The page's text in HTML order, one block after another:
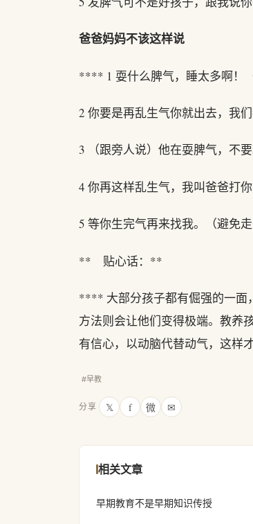
爸爸妈妈不该这样说
**** 1 耍什么脾气，睡太多啊！
2 你要是再乱生气你就出去，我
3 （跟旁人说）他在耍脾气，不
4 你再这样乱生气，我叫爸爸打
5 等你生完气再来找我。（避免走
** 贴心话：**
**** 大部分孩子都有倔强的一面
方法则会让他们变得极端。教养
有信心，以动脑代替动气，这样
#早教
分享 𝕏 f 微 ✉
相关文章
早期教育不是早期知识传授